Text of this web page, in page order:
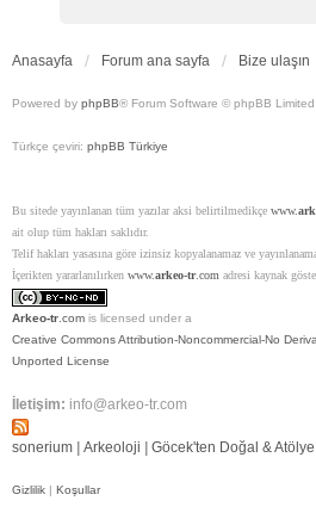
Anasayfa Forum ana sayfa Bize ulaşın
Powered by phpBB® Forum Software © phpBB Limited
Türkçe çeviri: phpBB Türkiye
Bu sitede yayınlanan tüm yazılar aksi belirtilmedikçe www.
ait olup tüm hakları saklıdır.
Telif hakları yasasına göre izinsiz kopyalanamaz ve
İçerikten yararlanılırken www.arkeo-tr.com adresi kaynak
Arkeo-tr .com is licensed under a
Creative Commons Attribution-Noncommercial-No
Unported License
İletişim: info@arkeo-tr.com
sonerium Arkeoloji Göcek'ten Doğal & Atölye
Gizlilik | Koşullar